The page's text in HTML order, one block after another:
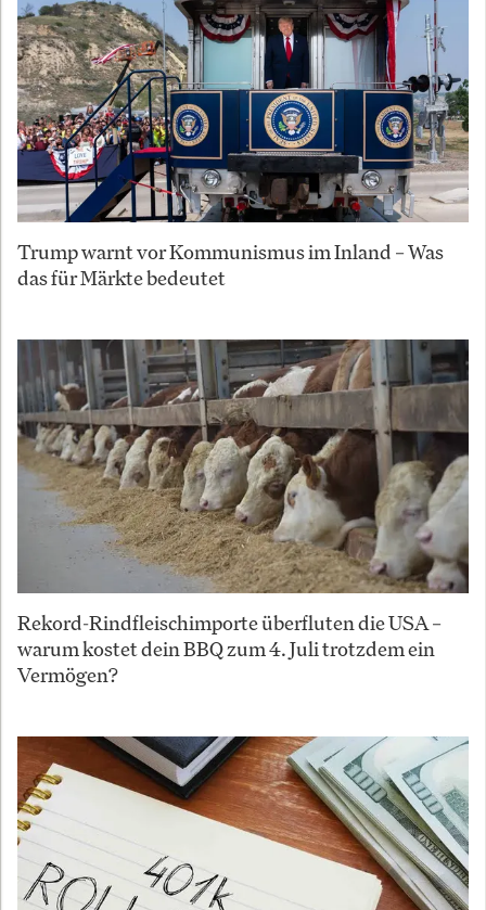
Trump warnt vor Kommunismus im Inland – Was
das für Märkte bedeutet
Rekord-Rindfleischimporte überfluten die USA –
warum kostet dein BBQ zum 4. Juli trotzdem ein
Vermögen?